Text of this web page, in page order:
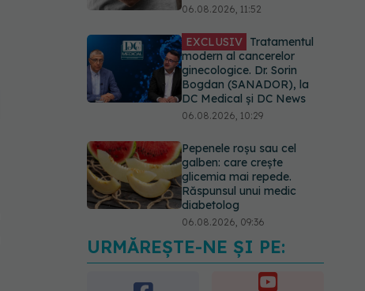
06.08.2026, 11:52
EXCLUSIV Tratamentul
modern al cancerelor
ginecologice. Dr. Sorin
Bogdan (SANADOR), la
DC Medical și DC News
06.08.2026, 10:29
Pepenele roșu sau cel
galben: care crește
glicemia mai repede.
Răspunsul unui medic
diabetolog
06.08.2026, 09:36
EXCLUSIV Cum schimbă
Inteligența Artificială
relația dintre medic și
URMĂREȘTE-NE ȘI PE: